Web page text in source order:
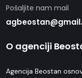
Pošaljite nam mail
O agenciji
Agencija Beostan